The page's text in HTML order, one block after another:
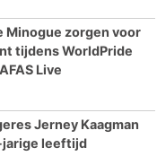
Minogue zorgen voor
tijdens WorldPride
Live
Jerney Kaagman
leeftijd